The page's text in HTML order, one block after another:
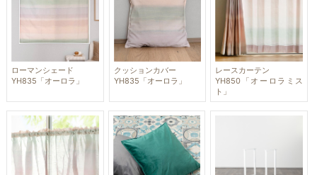
ローマンシェード
YH835「オーロラ」
クッションカバー
YH835「オーロラ」
レースカーテン
YH850「オーロラミス
ト」